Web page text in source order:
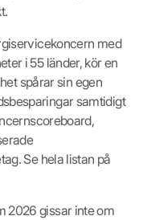
med
i 55 länder, kör en
spårar sin egen
samtidigt
Se hela listan på
2026 gissar inte om